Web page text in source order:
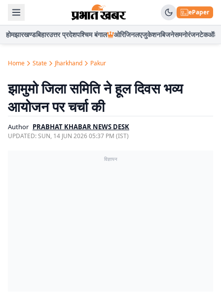
ePaper
होमझारखण्डबिहारउत्तर प्रदेशपश्चिम बंगाल ओरिजिनलएजुकेशनबिजनेसमनोरंजनटेकऑटो
Home State Jharkhand Pakur
झामुमो जिला समिति ने हूल दिवस भव्य
आयोजन पर चर्चा की
Author PRABHAT KHABAR NEWS DESK
UPDATED:SUN, 14 JUN 2026 05:37 PM (IST)
विज्ञापन